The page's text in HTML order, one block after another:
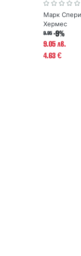
Хермес
9.95 -9%
9.05 лв.
4.63 €